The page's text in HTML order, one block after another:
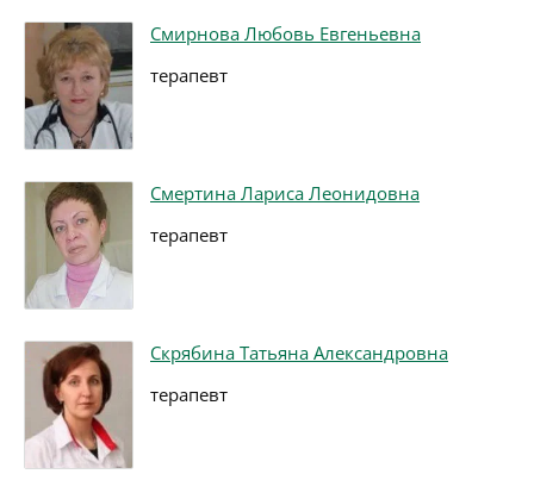
Смирнова Любовь Евгеньевна
терапевт
Смертина Лариса Леонидовна
терапевт
Скрябина Татьяна Александровна
терапевт